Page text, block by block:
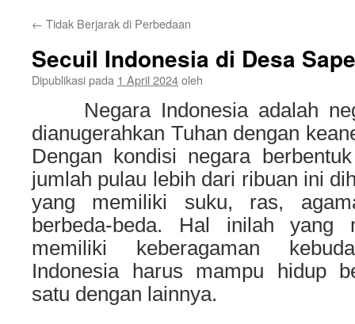
← Tidak Berjarak di Perbedaan
Secuil Indonesia di Desa
Dipublikasi pada 1 April 2024oleh
Negara Indonesia adalah
dianugerahkan Tuhan dengan
Dengan kondisi negara
jumlah pulau lebih dari ribuan ini
yang memiliki suku, ras,
berbeda-beda. Hal inilah yang
memiliki keberagaman
Indonesia harus mampu hidup
satu dengan lainnya.